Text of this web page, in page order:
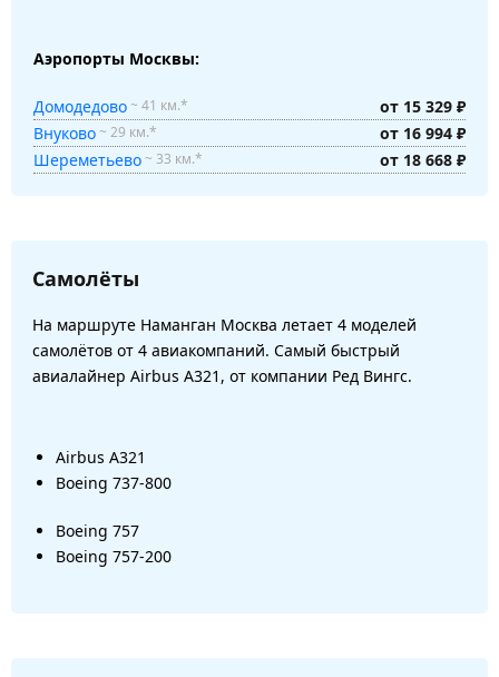
Аэропорты Москвы:
Домодедово~ 41 км.*
от 15 329 ₽
Внуково~ 29 км.*
от 16 994 ₽
Шереметьево~ 33 км.* от 18 668 ₽
Самолёты
На маршруте Наманган Москва летает 4 моделей
самолётов от 4 авиакомпаний. Самый быстрый
авиалайнер Airbus A321, от компании Ред Вингс.
Airbus A321
Boeing 737-800
Boeing 757
Boeing 757-200